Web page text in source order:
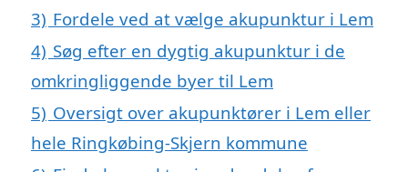
3) Fordele ved at vælge akupunktur i Lem
4) Søg efter en dygtig akupunktur i de
omkringliggende byer til Lem
5) Oversigt over akupunktører i Lem eller
hele Ringkøbing-Skjern kommune